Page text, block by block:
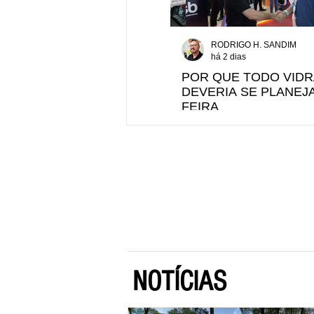
POR QUE TODO
DEVERIA SE
FEIRA
RODRIGO H. SANDIM
há 2 dias
NOTÍCIAS